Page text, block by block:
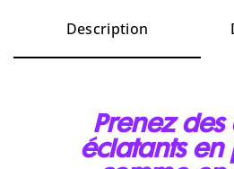
Description
Prenez des
éclatants en